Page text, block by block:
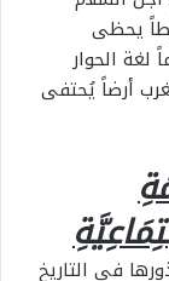
يحظى
لغة الحوار
أرضاً يُحتفى
في التاريخ